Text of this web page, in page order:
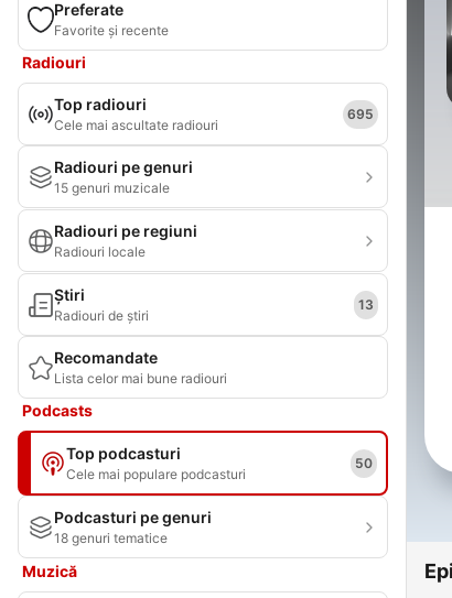
Preferate
Favorite și recente
Radiouri
Top radiouri
Cele mai ascultate radiouri
695
Radiouri pe genuri
15 genuri muzicale
Radiouri pe regiuni
Radiouri locale
Știri
Radiouri de știri
13
Recomandate
Lista celor mai bune radiouri
Podcasts
Top podcasturi
Cele mai populare podcasturi
50
Podcasturi pe genuri
18 genuri tematice
Muzică